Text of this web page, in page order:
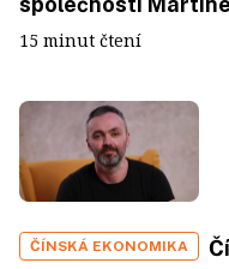
15 minut čtení
ČÍNSKÁ EKONOMIKA